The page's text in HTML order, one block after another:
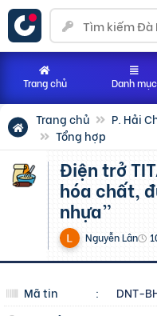
Trang chủ P. Hải
Tổng hợp
Điện trở TITAN, TEFLON “Đun
hóa chất,
nhựa”
Nguyễn Lân
Mã tin :
DNT-
Trang chủ Danh mục